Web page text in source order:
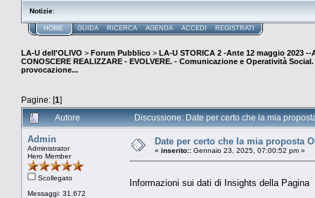
Notizie:
HOME GUIDA RICERCA AGENDA ACCEDI REGISTRATI
LA-U dell'OLIVO > Forum Pubblico > LA-U STORICA 2 -Ante 12 maggio 2023 --
CONOSCERE REALIZZARE - EVOLVERE. - Comunicazione e Operatività
provocazione...
Pagine: [1]
Autore
Discussione: Date per certo che la mia
Admin
Administrator
Hero Member
Scollegato
Messaggi: 31.672
Date per certo che la mia proposta
« inserito:: Gennaio 23, 2025, 07:00:52 pm »
Informazioni sui dati di Insights della Pagina